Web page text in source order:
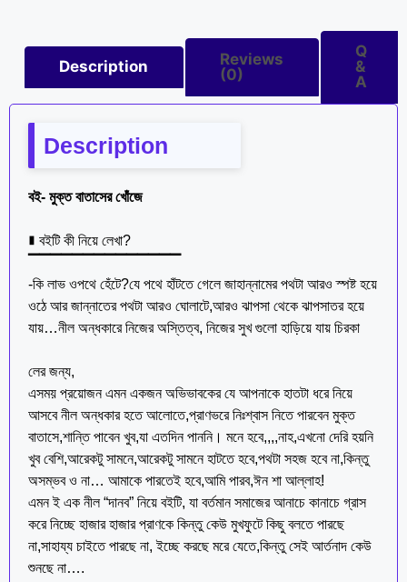
Description
Reviews
(0)
Q
&
A
Description
বই- মুক্ত বাতাসের খোঁজে
∎ বইটি কী নিয়ে লেখা?
-কি লাভ ওপথে হেঁটে?যে পথে হাঁটতে গেলে জাহান্নামের পথটা আরও স্পষ্ট হয়ে
ওঠে আর জান্নাতের পথটা আরও ঘোলাটে,আরও ঝাপসা থেকে ঝাপসাতর হয়ে
যায়…নীল অন্ধকারে নিজের অস্তিত্ব, নিজের সুখ গুলো হাড়িয়ে যায় চিরকা
লের জন্য,
এসময় প্রয়োজন এমন একজন অভিভাবকের যে আপনাকে হাতটা ধরে নিয়ে
আসবে নীল অন্ধকার হতে আলোতে,প্রাণভরে নিঃশ্বাস নিতে পারবেন মুক্ত
বাতাসে,শান্তি পাবেন খুব,যা এতদিন পাননি। মনে হবে,,,,নাহ,এখনো দেরি হয়নি
খুব বেশি,আরেকটু সামনে,আরেকটু সামনে হাটতে হবে,পথটা সহজ হবে না,কিন্তু
অসম্ভব ও না… আমাকে পারতেই হবে,আমি পারব,ঈন শা আল্লাহ!
এমন ই এক নীল “দানব” নিয়ে বইটি, যা বর্তমান সমাজের আনাচে কানাচে গ্রাস
করে নিচ্ছে হাজার হাজার প্রাণকে কিন্তু কেউ মুখফুটে কিছু বলতে পারছে
না,সাহায্য চাইতে পারছে না, ইচ্ছে করছে মরে যেতে,কিন্তু সেই আর্তনাদ কেউ
শুনছে না….